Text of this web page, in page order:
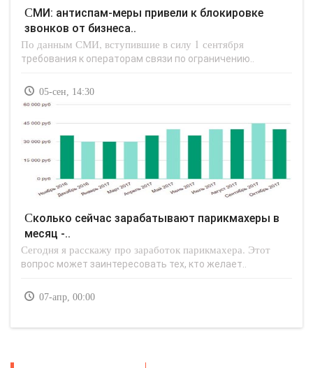
СМИ: антиспам-меры привели к блокировке
звонков от бизнеса..
По данным СМИ, вступившие в силу 1 сентября
требования к операторам связи по ограничению..
05-сен, 14:30
Сколько сейчас зарабатывают парикмахеры в
месяц -..
Сегодня я расскажу про заработок парикмахера. Этот
вопрос может заинтересовать тех, кто желает..
07-апр, 00:00